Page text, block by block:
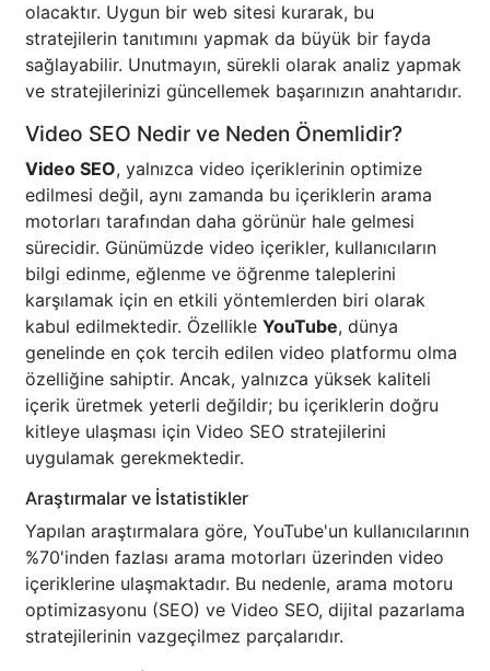
olacaktır. Uygun bir web sitesi kurarak, bu
stratejilerin tanıtımını yapmak da büyük bir fayda
sağlayabilir. Unutmayın, sürekli olarak analiz yapmak
ve stratejilerinizi güncellemek başarınızın anahtarıdır.
Video SEO Nedir ve Neden Önemlidir?
Video SEO, yalnızca video içeriklerinin optimize
edilmesi değil, aynı zamanda bu içeriklerin arama
motorları tarafından daha görünür hale gelmesi
sürecidir. Günümüzde video içerikler, kullanıcıların
bilgi edinme, eğlenme ve öğrenme taleplerini
karşılamak için en etkili yöntemlerden biri olarak
kabul edilmektedir. Özellikle YouTube, dünya
genelinde en çok tercih edilen video platformu olma
özelliğine sahiptir. Ancak, yalnızca yüksek kaliteli
içerik üretmek yeterli değildir; bu içeriklerin doğru
kitleye ulaşması için Video SEO stratejilerini
uygulamak gerekmektedir.
Araştırmalar ve İstatistikler
Yapılan araştırmalara göre, YouTube'un kullanıcılarının
%70'inden fazlası arama motorları üzerinden video
içeriklerine ulaşmaktadır. Bu nedenle, arama motoru
optimizasyonu (SEO) ve Video SEO, dijital pazarlama
stratejilerinin vazgeçilmez parçalarıdır.